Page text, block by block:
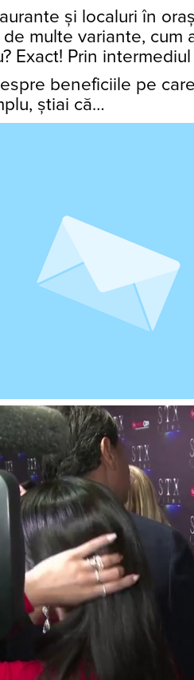
și localuri în
de multe variante,
Exact! Prin
beneficiile pe
știai că…